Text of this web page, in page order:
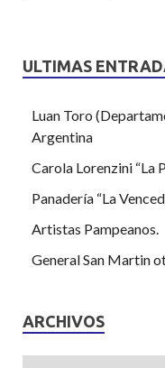
ULTIMAS
Luan Toro
Argentina
Carola Lorenzini “La
Panadería “La
Artistas Pampeanos.
General San Martin
ARCHIVOS